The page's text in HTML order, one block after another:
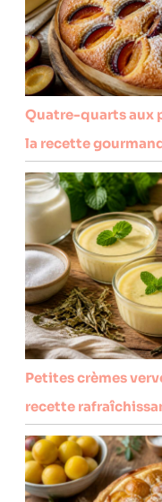
Quatre-quarts aux
la recette
Petites crèmes
recette